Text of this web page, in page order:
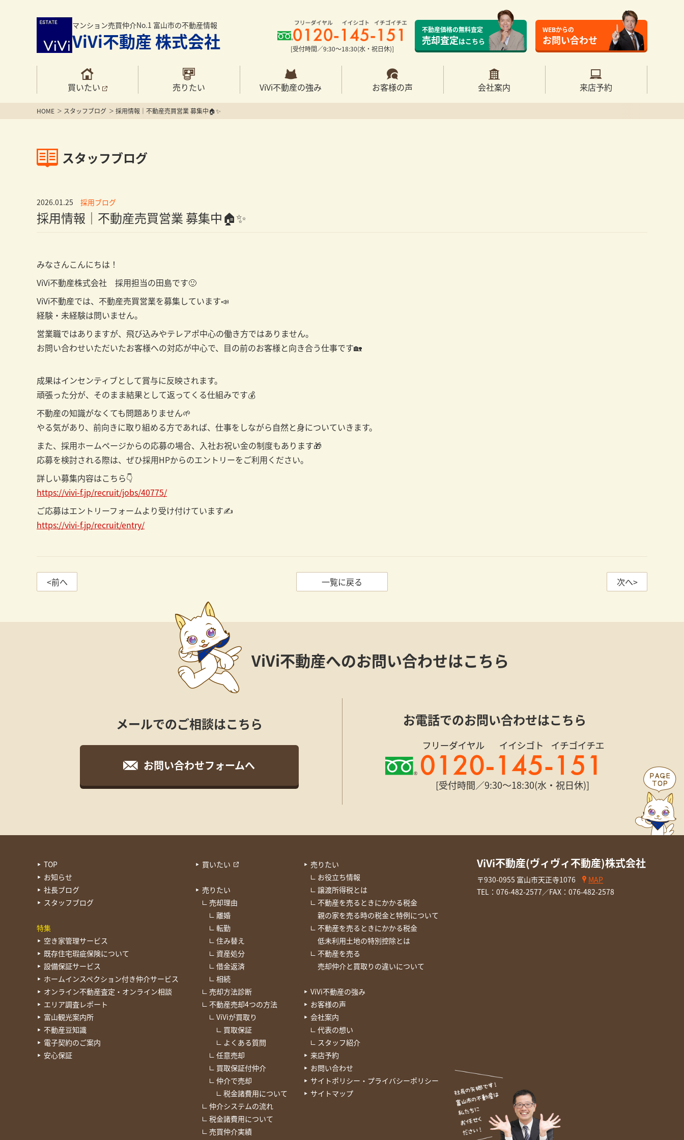
マンション売買仲介No.1 富山市の不動産情報
ViVi不動産 株式会社 [受付時間／9:30〜18:30(水・祝日休)]
不動産価格の無料査定
売却査定はこちら
WEBからの
お問い合わせ
買いたい 売りたい ViVi不動産の強み お客様の声 会社案内 来店予約
HOME スタッフブログ 採用情報｜不動産売買営業 募集中🏠✨
スタッフブログ
2026.01.25 採用ブログ
採用情報｜不動産売買営業 募集中🏠✨
みなさんこんにちは！
ViVi不動産株式会社 採用担当の田島です🙂
ViVi不動産では、不動産売買営業を募集しています📣
経験・未経験は問いません。
営業職ではありますが、飛び込みやテレアポ中心の働き方ではありません。
お問い合わせいただいたお客様への対応が中心で、目の前のお客様と向き合う仕事です🏡
成果はインセンティブとして賞与に反映されます。
頑張った分が、そのまま結果として返ってくる仕組みです💰
不動産の知識がなくても問題ありません🌱
やる気があり、前向きに取り組める方であれば、仕事をしながら自然と身についていきます。
また、採用ホームページからの応募の場合、入社お祝い金の制度もあります🎁
応募を検討される際は、ぜひ採用HPからのエントリーをご利用ください。
詳しい募集内容はこちら👇
https://vivi-f.jp/recruit/jobs/40775/
ご応募はエントリーフォームより受け付けています✍️
https://vivi-f.jp/recruit/entry/
<前へ 一覧に戻る 次へ>
ViVi不動産へのお問い合わせはこちら
メールでのご相談はこちら
お問い合わせフォームへ
お電話でのお問い合わせはこちら
[受付時間／9:30〜18:30(水・祝日休)]
TOP
お知らせ
社長ブログ
スタッフブログ
特集
空き家管理サービス
既存住宅瑕疵保険について
設備保証サービス
ホームインスペクション付き仲介サービス
オンライン不動産査定・オンライン相談
エリア調査レポート
富山観光案内所
不動産豆知識
電子契約のご案内
安心保証
買いたい
売りたい
売却理由
離婚
転勤
住み替え
資産処分
借金返済
相続
売却方法診断
不動産売却4つの方法
ViViが買取り
買取保証
よくある質問
任意売却
買取保証付仲介
仲介で売却
税金諸費用について
仲介システムの流れ
税金諸費用について
売買仲介実績
売りたい
お役立ち情報
譲渡所得税とは
不動産を売るときにかかる税金
親の家を売る時の税金と特例について
不動産を売るときにかかる税金
低未利用土地の特別控除とは
不動産を売る
売却仲介と買取りの違いについて
ViVi不動産の強み
お客様の声
会社案内
代表の想い
スタッフ紹介
来店予約
お問い合わせ
サイトポリシー・プライバシーポリシー
サイトマップ
ViVi不動産(ヴィヴィ不動産)株式会社
〒930-0955 富山市天正寺1076
MAP
TEL：076-482-2577／FAX：076-482-2578